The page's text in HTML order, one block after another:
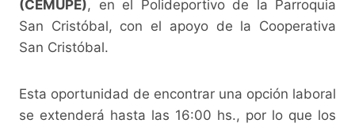
o
k
p
k
(CEMUPE), en el Polideportivo de la Parroquia
San Cristóbal, con el apoyo de la Cooperativa
San Cristóbal.
Esta oportunidad de encontrar una opción laboral
se extenderá hasta las 16:00 hs., por lo que los